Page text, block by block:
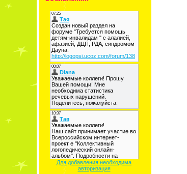
Для добавления необходима
авторизация